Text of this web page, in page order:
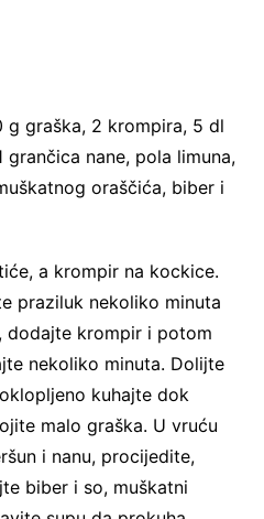
g graška, 2 krompira, 5 dl
grančica nane, pola limuna,
oraščića, biber i
a krompir na kockice.
praziluk nekoliko minuta
dodajte krompir i potom
nekoliko minuta. Dolijte
kuhajte dok
malo graška. U vruću
i nanu, procijedite,
biber i so, muškatni